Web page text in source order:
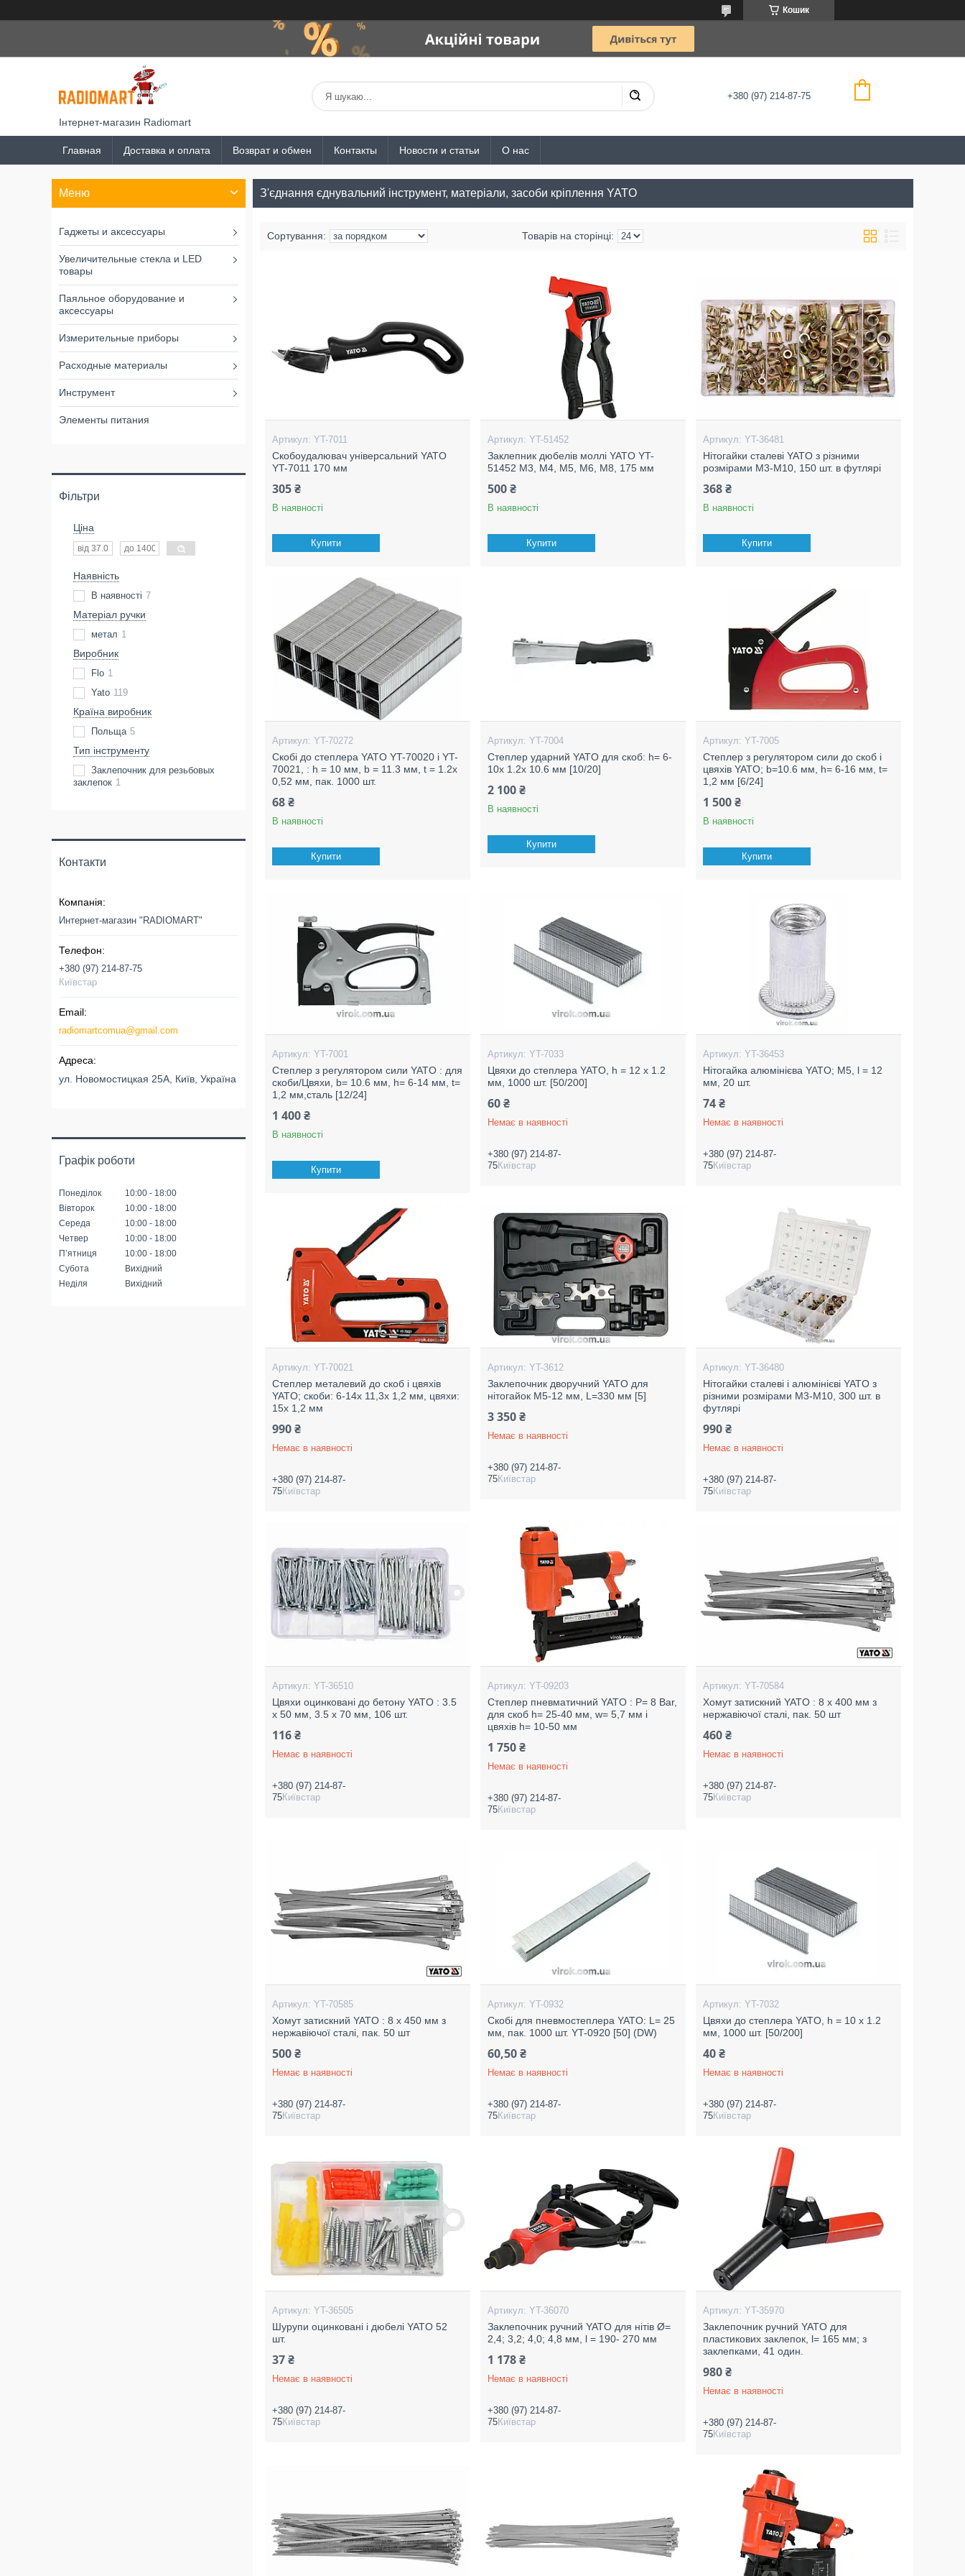
Кошик
Інтернет-магазин Radiomart
+380 (97) 214-87-75
Главная Доставка и оплата Возврат и обмен Контакты Новости и статьи О нас
З'єднання єднувальний інструмент, матеріали, засоби кріплення YATO
YT-7011
Скобоудалювач універсальний YATO
YT-7011 170 мм
305 ₴
В наявності
Купити
YT-51452
Заклепник дюбелів моллі YATO YT-
51452 М3, М4, М5, М6, М8, 175 мм
500 ₴
В наявності
Купити
YT-36481
Нітогайки сталеві YATO з різними
розмірами М3-М10, 150 шт. в футлярі
368 ₴
В наявності
Купити
YT-70272
Скобі до степлера YATO YT-70020 i YT-
70021, : h = 10 мм, b = 11.3 мм, t = 1.2х
0,52 мм, пак. 1000 шт.
68 ₴
В наявності
Купити
YT-7004
Степлер ударний YATO для скоб: h= 6-
10x 1.2x 10.6 мм [10/20]
2 100 ₴
В наявності
Купити
YT-7005
Степлер з регулятором сили до скоб і
цвяхів YATO; b=10.6 мм, h= 6-16 мм, t=
1,2 мм [6/24]
1 500 ₴
В наявності
Купити
YT-7001
Степлер з регулятором сили YATO : для
скоби/Цвяхи, b= 10.6 мм, h= 6-14 мм, t=
1,2 мм,сталь [12/24]
1 400 ₴
В наявності
Купити
YT-7033
Цвяхи до степлера YATO, h = 12 x 1.2
мм, 1000 шт. [50/200]
60 ₴
Немає в наявності
+380 (97) 214-87-
75Київстар
YT-36453
Нітогайка алюмінієва YATO; М5, l = 12
мм, 20 шт.
74 ₴
Немає в наявності
+380 (97) 214-87-
75Київстар
YT-70021
Степлер металевий до скоб і цвяхів
YATO; скоби: 6-14х 11,3х 1,2 мм, цвяхи:
15х 1,2 мм
990 ₴
Немає в наявності
+380 (97) 214-87-
75Київстар
YT-3612
Заклепочник дворучний YATO для
нітогайок М5-12 мм, L=330 мм [5]
3 350 ₴
Немає в наявності
+380 (97) 214-87-
75Київстар
YT-36480
Нітогайки сталеві і алюмінієві YATO з
різними розмірами М3-М10, 300 шт. в
футлярі
990 ₴
Немає в наявності
+380 (97) 214-87-
75Київстар
YT-36510
Цвяхи оцинковані до бетону YATO : 3.5
х 50 мм, 3.5 х 70 мм, 106 шт.
116 ₴
Немає в наявності
+380 (97) 214-87-
75Київстар
YT-09203
Степлер пневматичний YATO : P= 8 Bar,
для скоб h= 25-40 мм, w= 5,7 мм і
цвяхів h= 10-50 мм
1 750 ₴
Немає в наявності
+380 (97) 214-87-
75Київстар
YT-70584
Хомут затискний YATO : 8 х 400 мм з
нержавіючої сталі, пак. 50 шт
460 ₴
Немає в наявності
+380 (97) 214-87-
75Київстар
YT-70585
Хомут затискний YATO : 8 х 450 мм з
нержавіючої сталі, пак. 50 шт
500 ₴
Немає в наявності
+380 (97) 214-87-
75Київстар
YT-0932
Скобі для пневмостеплера YATO: L= 25
мм, пак. 1000 шт. YT-0920 [50] (DW)
60,50 ₴
Немає в наявності
+380 (97) 214-87-
75Київстар
YT-7032
Цвяхи до степлера YATO, h = 10 x 1.2
мм, 1000 шт. [50/200]
40 ₴
Немає в наявності
+380 (97) 214-87-
75Київстар
YT-36505
Шурупи оцинковані і дюбелі YATO 52
шт.
37 ₴
Немає в наявності
+380 (97) 214-87-
75Київстар
YT-36070
Заклепочник ручний YATO для нітів Ø=
2,4; 3,2; 4,0; 4,8 мм, l = 190- 270 мм
1 178 ₴
Немає в наявності
+380 (97) 214-87-
75Київстар
YT-35970
Заклепочник ручний YATO для
пластикових заклепок, l= 165 мм; з
заклепками, 41 один.
980 ₴
Немає в наявності
+380 (97) 214-87-
75Київстар
Гаджеты и аксессуары
Увеличительные стекла и LED
товары
Паяльное оборудование и
аксессуары
Измерительные приборы
Расходные материалы
Инструмент
Элементы питания
Фільтри
Ціна
Наявність
В наявності 7
Матеріал ручки
метал 1
Виробник
Flo 1
Yato 119
Країна виробник
Польща 5
Тип інструменту
Заклепочник для резьбовых
заклепок 1
Контакти
Интернет-магазин "RADIOMART"
+380 (97) 214-87-75
Київстар
radiomartcomua@gmail.com
ул. Новомостицкая 25А, Київ, Україна
Графік роботи
Понеділок 10:00
18:00
Вівторок
10:00
18:00
Середа
10:00
18:00
Четвер
10:00
18:00
Пʼятниця
10:00
18:00
Субота
Вихідний
Неділя
Вихідний